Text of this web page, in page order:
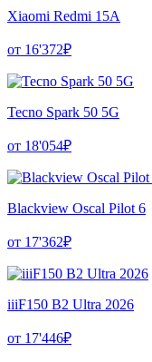
Xiaomi Redmi 15A
от 16'372₽
Tecno Spark 50 5G
от 18'054₽
Blackview Oscal Pilot 6
от 17'362₽
iiiF150 B2 Ultra 2026
от 17'446₽